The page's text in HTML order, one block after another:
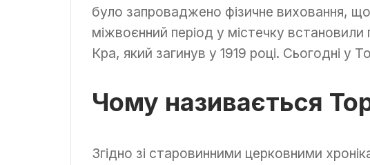
було запроваджено фізичне виховання,
міжвоєнний період у містечку
Кра, який загинув у 1919 році. Сьогодні у
Чому називається
Згідно зі старовинними церковними